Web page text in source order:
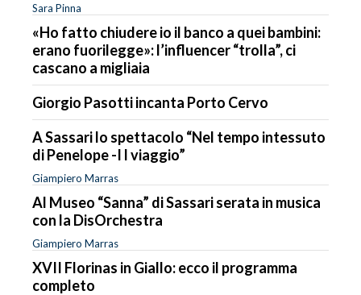
Sara Pinna
«Ho fatto chiudere io il banco a quei bambini:
erano fuorilegge»: l’influencer “trolla”, ci
cascano a migliaia
Giorgio Pasotti incanta Porto Cervo
A Sassari lo spettacolo “Nel tempo intessuto
di Penelope -I l viaggio”
Giampiero Marras
Al Museo “Sanna” di Sassari serata in musica
con la DisOrchestra
Giampiero Marras
XVII Florinas in Giallo: ecco il programma
completo